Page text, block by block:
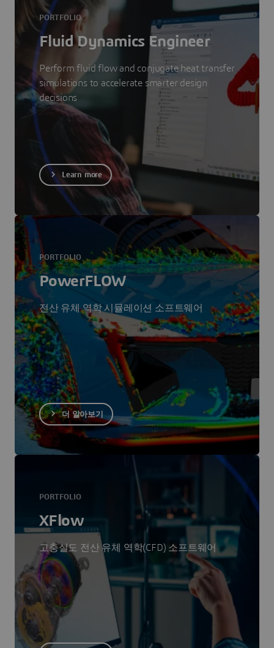
PORTFOLIO
Fluid Dynamics Engineer
Perform fluid flow and conjugate heat transfer
simulations to accelerate smarter design
decisions
Learn more
PORTFOLIO
PowerFLOW
전산 유체 역학 시뮬레이션 소프트웨어
더 알아보기
PORTFOLIO
XFlow
고충실도 전산 유체 역학(CFD) 소프트웨어